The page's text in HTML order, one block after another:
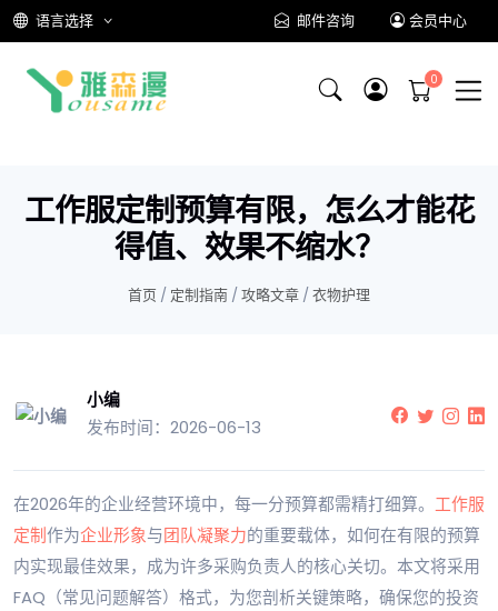
语言选择 邮件咨询 会员中心
工作服定制预算有限，怎么才能花
得值、效果不缩水？
首页 / 定制指南 / 攻略文章 / 衣物护理
小编
发布时间：2026-06-13
在2026年的企业经营环境中，每一分预算都需精打细算。 工作服
定制作为企业形象与团队凝聚力的重要载体，如何在有限的预算
内实现最佳效果，成为许多采购负责人的核心关切。本文将采用
FAQ（常见问题解答）格式，为您剖析关键策略，确保您的投资